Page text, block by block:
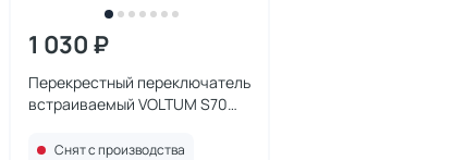
1 030 ₽
Перекрестный переключатель
встраиваемый VOLTUM S70
матовый) VLS010502
Снят с производства